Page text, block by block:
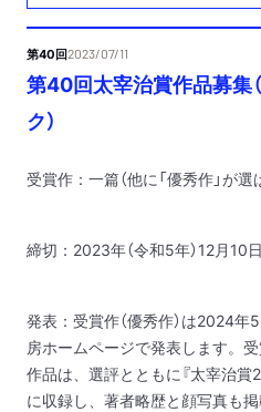
第40回2023/07/11
第40回太宰治賞作品募集
ク）
受賞作：一篇（他に「優秀作」が
締切：2023年（令和5年）12月10日
発表：受賞作（優秀作）は2024年
房ホームページで発表します。
作品は、選評とともに『太宰治賞
に収録し、著者略歴と顔写真も